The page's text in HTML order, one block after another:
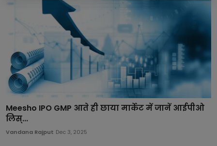
Meesho IPO GMP आते ही छाया मार्केट में जानें आईपीओ
लिस्...
Vandana Rajput Dec 3, 2025